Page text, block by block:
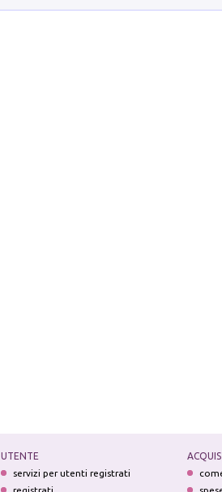
UTENTE
servizi per utenti registrati